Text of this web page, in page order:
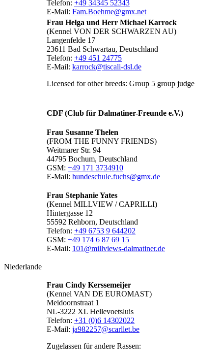
Telefon: +49 34345 52343
E-Mail: Fam.Boehme@gmx.net
Frau Helga und Herr Michael Karrock
(Kennel VON DER SCHWARZEN AU)
Langenfelde 17
23611 Bad Schwartau, Deutschland
Telefon: +49 451 24775
E-Mail: karrock@tiscali-dsl.de
Licensed for other breeds: Group 5 group judge
CDF (Club für Dalmatiner-Freunde e.V.)
Frau Susanne Thelen
(FROM THE FUNNY FRIENDS)
Weitmarer Str. 94
44795 Bochum, Deutschland
GSM: +49 171 3734910
E-Mail: hundeschule.fuchs@gmx.de
Frau Stephanie Yates
(Kennel MILLVIEW / CAPRILLI)
Hintergasse 12
55592 Rehborn, Deutschland
Telefon: +49 6753 9 644202
GSM: +49 174 6 87 69 15
E-Mail: 101@millviews-dalmatiner.de
Niederlande
Frau Cindy Kerssemeijer
(Kennel VAN DE EUROMAST)
Meidoornstraat 1
NL-3222 XL Hellevoetsluis
Telefon: +31 (0)6 14302022
E-Mail: ja982257@scarllet.be
Zugelassen für andere Rassen: